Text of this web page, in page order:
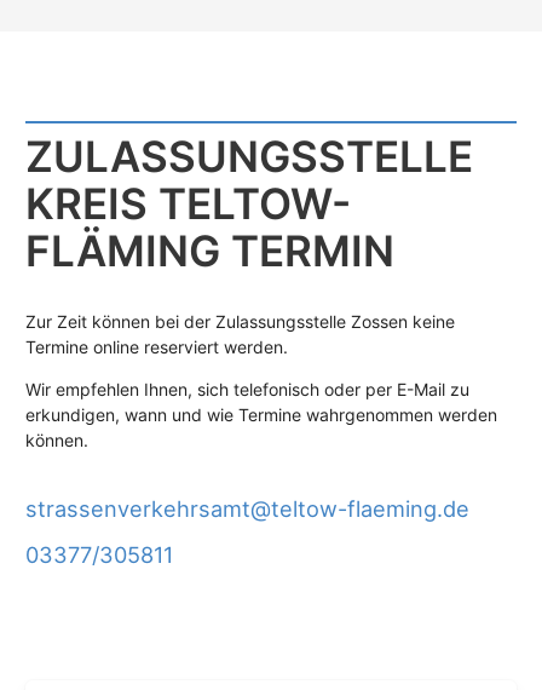
ZULASSUNGS­STELLE
KREIS TELTOW-
FLÄMING TERMIN
Zur Zeit können bei der Zulassungsstelle Zossen keine
Termine online reserviert werden.
Wir empfehlen Ihnen, sich telefonisch oder per E-Mail zu
erkundigen, wann und wie Termine wahrgenommen werden
können.
strassenverkehrsamt@teltow-flaeming.de
03377/305811